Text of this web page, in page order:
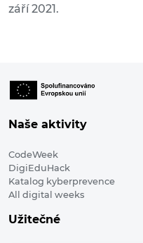
září 2021.
Naše aktivity
CodeWeek
DigiEduHack
Katalog kyberprevence
All digital weeks
Užitečné